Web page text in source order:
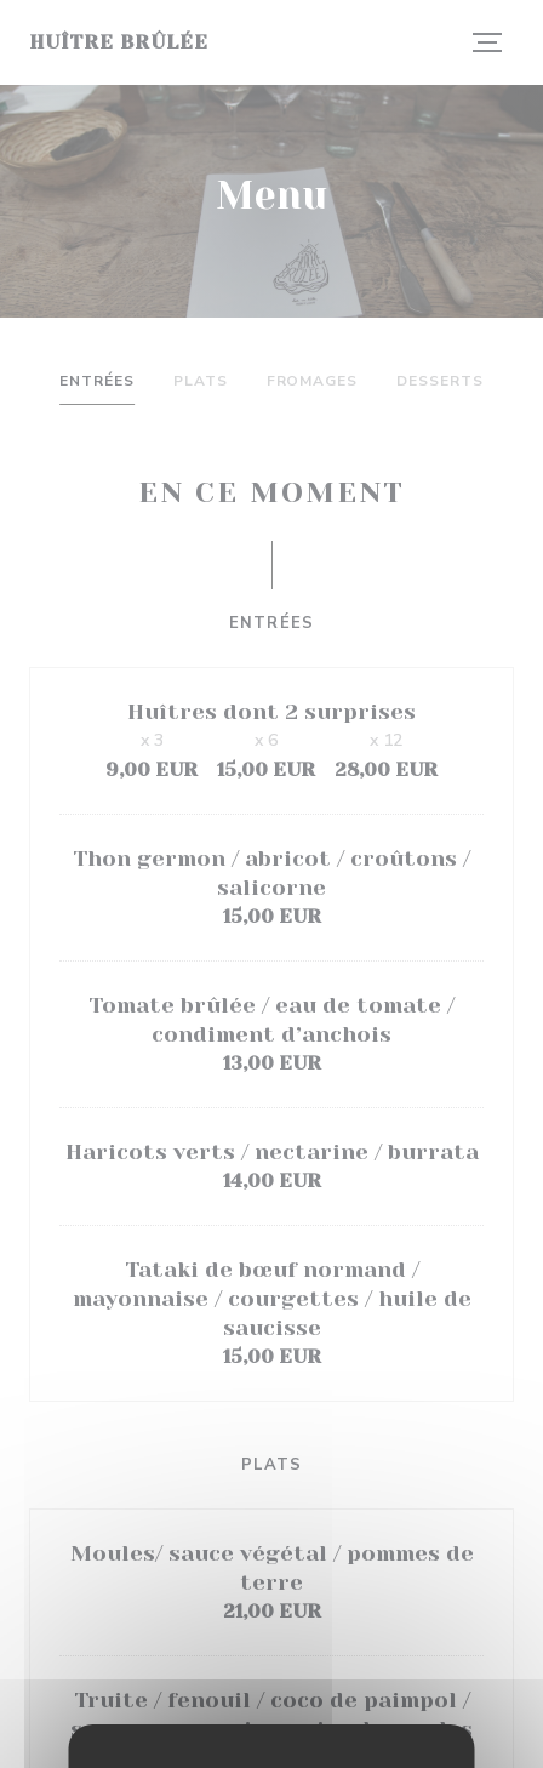
HUÎTRE BRÛLÉE
Menu
ENTRÉES PLATS FROMAGES DESSERTS
EN CE MOMENT
ENTRÉES
Huîtres dont 2 surprises
9,00 EUR
x 3
15,00 EUR
x 6
28,00 EUR
x 12
Thon germon / abricot / croûtons /
salicorne
15,00 EUR
Tomate brûlée / eau de tomate /
condiment d’anchois
13,00 EUR
Haricots verts / nectarine / burrata
14,00 EUR
Tataki de bœuf normand /
mayonnaise / courgettes / huile de
saucisse
15,00 EUR
PLATS
Moules/ sauce végétal / pommes de
terre
21,00 EUR
Truite / fenouil / coco de paimpol /
sauce mayonnaise au jus de moules